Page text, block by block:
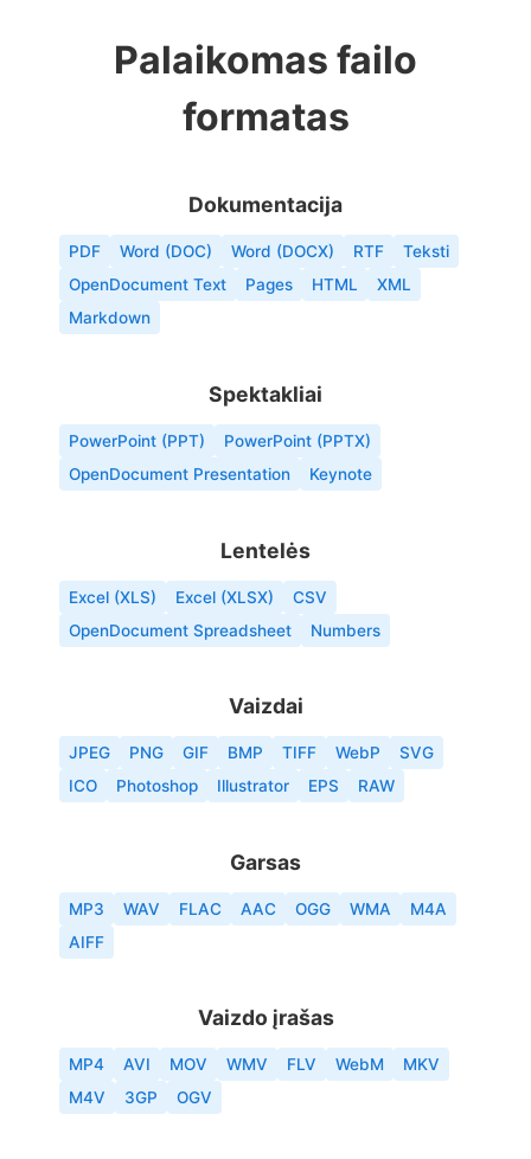
Palaikomas failo
formatas
Dokumentacija
PDF Word (DOC) Word (DOCX) RTF
Teksti
OpenDocument Text
Pages HTML
XML
Markdown
Spektakliai
PowerPoint (PPT)
PowerPoint (PPTX)
OpenDocument Presentation
Keynote
Lentelės
Excel (XLS) Excel (XLSX)
CSV
OpenDocument Spreadsheet
Numbers
Vaizdai
JPEG PNG GIF BMP TIFF WebP
SVG
ICO
Photoshop Illustrator EPS RAW
Garsas
MP3 WAV FLAC AAC OGG WMA
M4A
AIFF
Vaizdo įrašas
MP4 AVI MOV WMV FLV WebM
MKV
M4V
3GP OGV